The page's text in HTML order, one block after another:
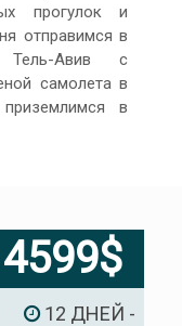
прогулок и
отправимся в
Авив с
самолета в
в
4599$
12 ДНЕЙ -